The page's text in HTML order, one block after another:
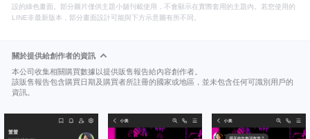
設的綠色畫面。部分圖片僅供主題小舖刊載使用，不會顯示在實際套用的主題內。若您使用的
LINE非最新版本，部分畫面設計可能與下方示意圖有所不同。
關於提供給創作者的資訊
本公司收集相關購買數據以提供販售報告給內容創作者。
該販售報告包含購買日期及購買者所註冊的國家或地區，並未包含任何可識別用戶的
資訊。